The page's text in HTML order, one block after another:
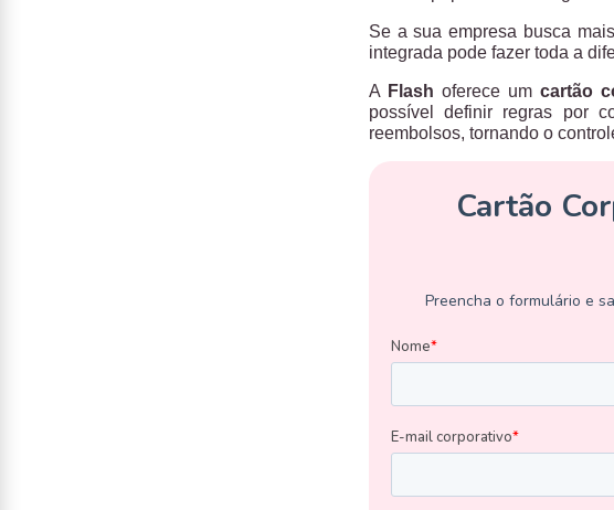
Se a sua empresa busca
integrada pode fazer toda a
A Flash oferece um cartão
possível definir regras por
reembolsos, tornando o